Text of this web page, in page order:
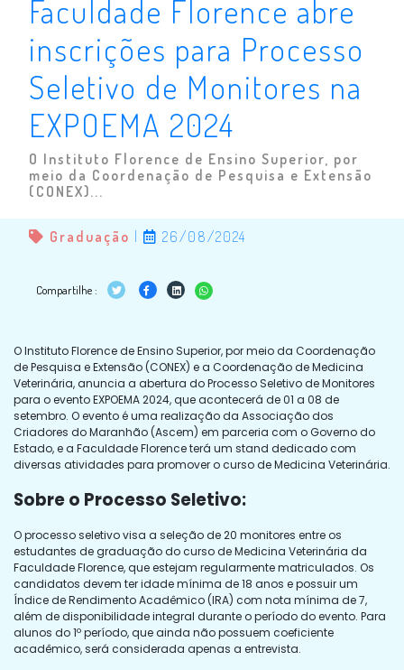
Faculdade Florence abre
inscrições para Processo
Seletivo de Monitores na
EXPOEMA 2024
O Instituto Florence de Ensino Superior, por
meio da Coordenação de Pesquisa e Extensão
(CONEX)...
Graduação | 26/08/2024
Compartilhe :
O Instituto Florence de Ensino Superior, por meio da Coordenação
de Pesquisa e Extensão (CONEX) e a Coordenação de Medicina
Veterinária, anuncia a abertura do Processo Seletivo de Monitores
para o evento EXPOEMA 2024, que acontecerá de 01 a 08 de
setembro. O evento é uma realização da Associação dos
Criadores do Maranhão (Ascem) em parceria com o Governo do
Estado, e a Faculdade Florence terá um stand dedicado com
diversas atividades para promover o curso de Medicina Veterinária.
Sobre o Processo Seletivo:
O processo seletivo visa a seleção de 20 monitores entre os
estudantes de graduação do curso de Medicina Veterinária da
Faculdade Florence, que estejam regularmente matriculados. Os
candidatos devem ter idade mínima de 18 anos e possuir um
Índice de Rendimento Acadêmico (IRA) com nota mínima de 7,
além de disponibilidade integral durante o período do evento. Para
alunos do 1º período, que ainda não possuem coeficiente
acadêmico, será considerada apenas a entrevista.